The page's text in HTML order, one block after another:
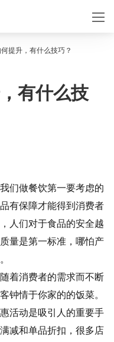
提升，有什么技巧？
有什么技
们做餐饮第一要考虑的
有保障才能得到消费者
人们对于食品的安全越
量是第一标准，哪怕产
着消费者的需求而不断
钟情于你家的的饭菜。
活动是吸引人的重要手
减和单品折扣，很多店